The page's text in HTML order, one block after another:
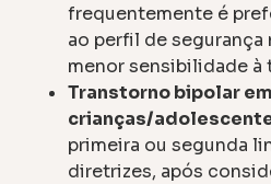
frequentemente é
ao perfil de segurança
menor sensibilidade à
Transtorno bipolar em
crianças/
primeira ou segunda
diretrizes, após